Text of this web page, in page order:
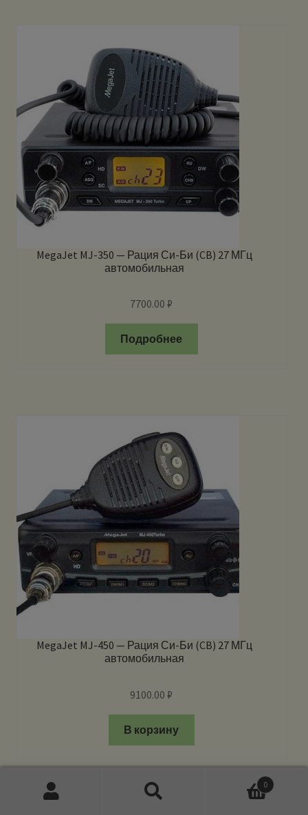
MegaJet MJ-350 — Рация Си-Би (CB) 27 МГц
автомобильная
7700.00₽
Подробнее
MegaJet MJ-450 — Рация Си-Би (CB) 27 МГц
автомобильная
9100.00₽
В корзину
0